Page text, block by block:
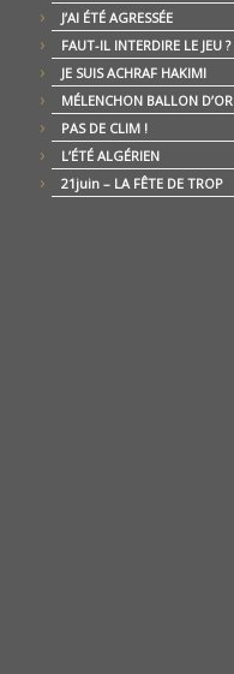
J’AI ÉTÉ AGRESSÉE
FAUT-IL INTERDIRE LE JEU ?
JE SUIS ACHRAF HAKIMI
MÉLENCHON BALLON D’OR
PAS DE CLIM !
L’ÉTÉ ALGÉRIEN
21juin – LA FÊTE DE TROP